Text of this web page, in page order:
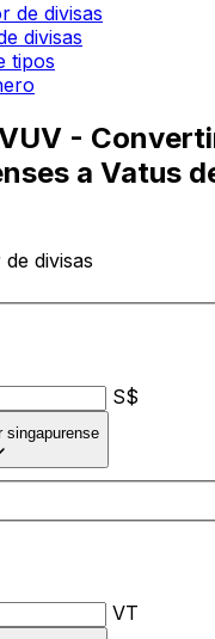
de divisas
divisas
tipos
VUV -
a Vatus
divisas
S$
singapurense
VT